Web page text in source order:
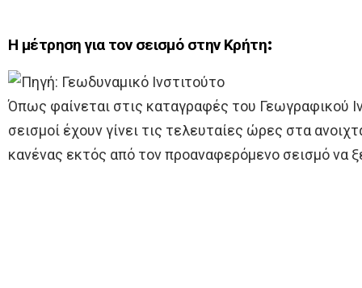
Η μέτρηση για τον σεισμό στην Κρήτη:
Όπως φαίνεται στις καταγραφές του Γεωγραφικού
σεισμοί έχουν γίνει τις τελευταίες ώρες στα
κανένας εκτός από τον προαναφερόμενο σεισμό να